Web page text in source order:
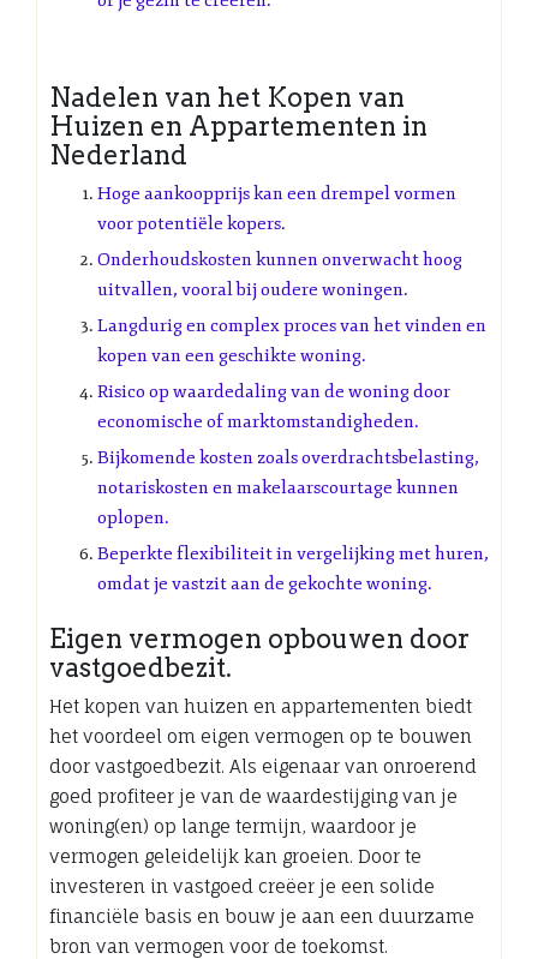
Nadelen van het Kopen van
Huizen en Appartementen in
Nederland
Hoge aankoopprijs kan een drempel vormen
voor potentiële kopers.
Onderhoudskosten kunnen onverwacht hoog
uitvallen, vooral bij oudere woningen.
Langdurig en complex proces van het vinden en
kopen van een geschikte woning.
Risico op waardedaling van de woning door
economische of marktomstandigheden.
Bijkomende kosten zoals overdrachtsbelasting,
notariskosten en makelaarscourtage kunnen
oplopen.
Beperkte flexibiliteit in vergelijking met huren,
omdat je vastzit aan de gekochte woning.
Eigen vermogen opbouwen door
vastgoedbezit.
Het kopen van huizen en appartementen biedt
het voordeel om eigen vermogen op te bouwen
door vastgoedbezit. Als eigenaar van onroerend
goed profiteer je van de waardestijging van je
woning(en) op lange termijn, waardoor je
vermogen geleidelijk kan groeien. Door te
investeren in vastgoed creëer je een solide
financiële basis en bouw je aan een duurzame
bron van vermogen voor de toekomst.